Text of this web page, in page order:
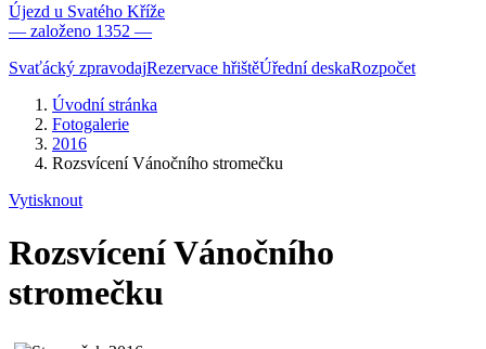
Újezd u Svatého Kříže
— založeno 1352 —
Svaťácký zpravodajRezervace hřištěÚřední deskaRozpočet
Úvodní stránka
Fotogalerie
2016
Rozsvícení Vánočního stromečku
Vytisknout
Rozsvícení Vánočního
stromečku